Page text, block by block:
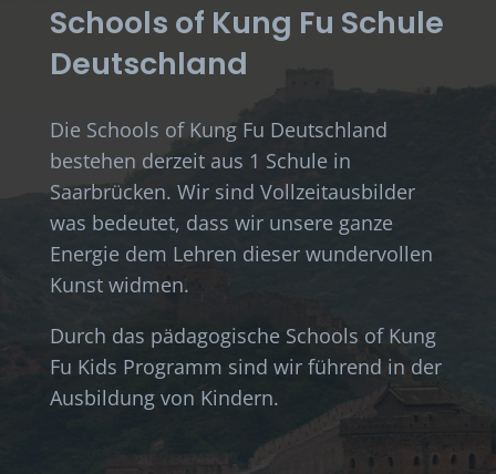
Schools of Kung Fu Schule
Deutschland
Die Schools of Kung Fu Deutschland
bestehen derzeit aus 1 Schule in
Saarbrücken. Wir sind Vollzeitausbilder
was bedeutet, dass wir unsere ganze
Energie dem Lehren dieser wundervollen
Kunst widmen.
Durch das pädagogische Schools of Kung
Fu Kids Programm sind wir führend in der
Ausbildung von Kindern.